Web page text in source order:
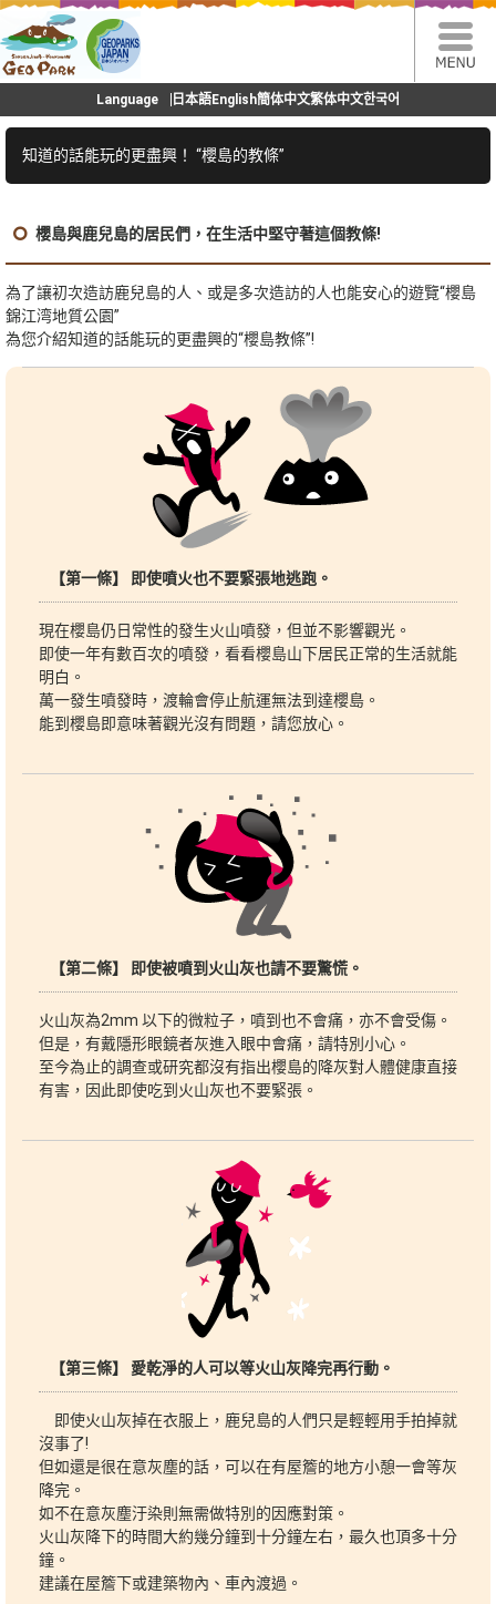
Language 日本語English簡体中文繁体中文한국어
知道的話能玩的更盡興！ “櫻島的教條”
櫻島與鹿兒島的居民們，在生活中堅守著這個教條!
為了讓初次造訪鹿兒島的人、或是多次造訪的人也能安心的遊覽“櫻島
錦江湾地質公園”
為您介紹知道的話能玩的更盡興的“櫻島教條”!
【第一條】 即使噴火也不要緊張地逃跑。
現在櫻島仍日常性的發生火山噴發，但並不影響觀光。
即使一年有數百次的噴發，看看櫻島山下居民正常的生活就能
明白。
萬一發生噴發時，渡輪會停止航運無法到達櫻島。
能到櫻島即意味著觀光沒有問題，請您放心。
【第二條】 即使被噴到火山灰也請不要驚慌。
火山灰為2mm 以下的微粒子，噴到也不會痛，亦不會受傷。
但是，有戴隱形眼鏡者灰進入眼中會痛，請特別小心。
至今為止的調查或研究都沒有指出櫻島的降灰對人體健康直接
有害，因此即使吃到火山灰也不要緊張。
【第三條】 愛乾淨的人可以等火山灰降完再行動。
即使火山灰掉在衣服上，鹿兒島的人們只是輕輕用手拍掉就
沒事了!
但如還是很在意灰塵的話，可以在有屋簷的地方小憩一會等灰
降完。
如不在意灰塵汙染則無需做特別的因應對策。
火山灰降下的時間大約幾分鐘到十分鐘左右，最久也頂多十分
鐘。
建議在屋簷下或建築物內、車內渡過。